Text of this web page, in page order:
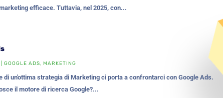
efficace. Tuttavia, nel 2025, con...
GOOGLE ADS, MARKETING
di un'ottima strategia di Marketing ci porta a confrontarci con Google Ads.
il motore di ricerca Google?...